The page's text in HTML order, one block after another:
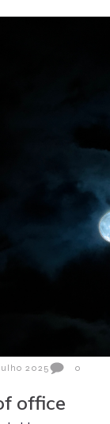
2025 0
office